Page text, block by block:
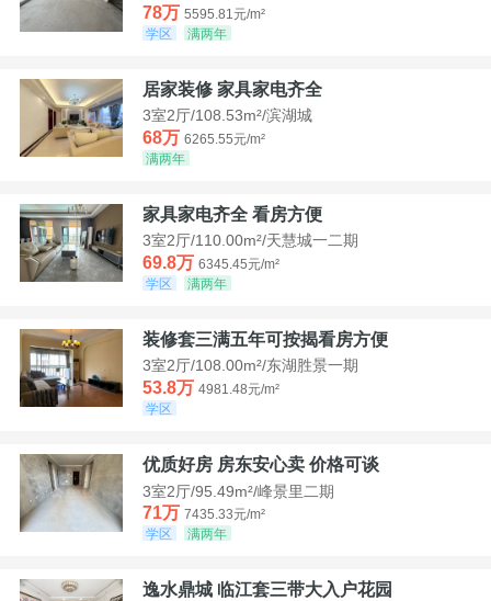
78万 5595.81元/m²
学区
满两年
居家装修 家具家电齐全
3室2厅/108.53m²/滨湖城
68万 6265.55元/m²
满两年
家具家电齐全 看房方便
3室2厅/110.00m²/天慧城一二期
69.8万 6345.45元/m²
学区
满两年
装修套三满五年可按揭看房方便
3室2厅/108.00m²/东湖胜景一期
53.8万 4981.48元/m²
学区
优质好房 房东安心卖 价格可谈
3室2厅/95.49m²/峰景里二期
71万 7435.33元/m²
学区
满两年
逸水鼎城 临江套三带大入户花园